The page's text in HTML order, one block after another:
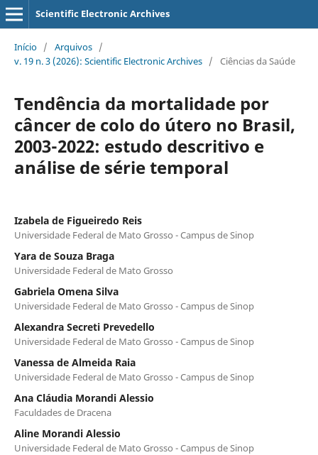
Scientific Electronic Archives
Início / Arquivos /
v. 19 n. 3 (2026): Scientific Electronic Archives / Ciências da Saúde
Tendência da mortalidade por
câncer de colo do útero no Brasil,
2003-2022: estudo descritivo e
análise de série temporal
Izabela de Figueiredo Reis
Universidade Federal de Mato Grosso - Campus de Sinop
Yara de Souza Braga
Universidade Federal de Mato Grosso
Gabriela Omena Silva
Universidade Federal de Mato Grosso - Campus de Sinop
Alexandra Secreti Prevedello
Universidade Federal de Mato Grosso - Campus de Sinop
Vanessa de Almeida Raia
Universidade Federal de Mato Grosso - Campus de Sinop
Ana Cláudia Morandi Alessio
Faculdades de Dracena
Aline Morandi Alessio
Universidade Federal de Mato Grosso - Campus de Sinop